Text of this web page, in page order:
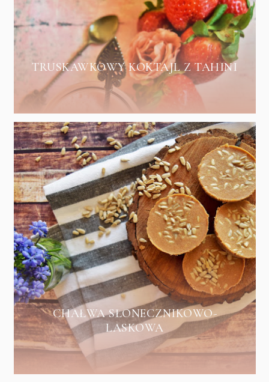
TRUSKAWKOWY KOKTAJL Z TAHINI
CHAŁWA SŁONECZNIKOWO-
LASKOWA